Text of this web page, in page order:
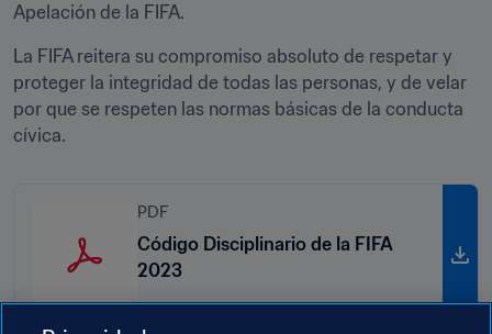
Apelación de la FIFA.
La FIFA reitera su compromiso absoluto de respetar y
proteger la integridad de todas las personas, y de velar
por que se respeten las normas básicas de la conducta
cívica.
PDF
Código Disciplinario de la FIFA
2023